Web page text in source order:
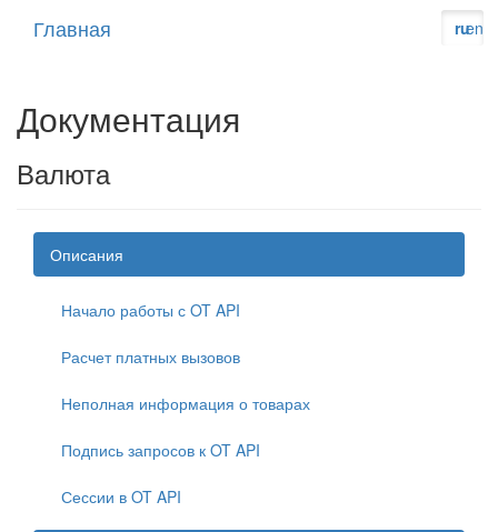
Главная en
ru
Документация
Валюта
Описания
Начало работы с OT API
Расчет платных вызовов
Неполная информация о товарах
Подпись запросов к OT API
Сессии в OT API